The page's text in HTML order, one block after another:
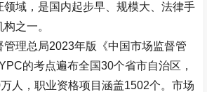
领域，是国内起步早、规模大、法律手
之一。
理总局2023年版《中国市场监督管
的考点遍布全国30个省市自治区，
人，职业资格项目涵盖1502个。市场